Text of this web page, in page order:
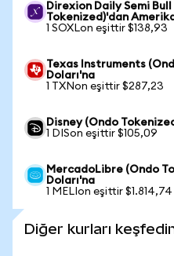
Direxion Daily Semi Bull
Tokenized)'dan
1 SOXLon eşittir $138,93
Texas Instruments
Doları'na
1 TXNon eşittir $287,23
Disney (Ondo
1 DISon eşittir $105,09
MercadoLibre (Ondo
Doları'na
1 MELIon eşittir $1.814,74
Diğer kurları